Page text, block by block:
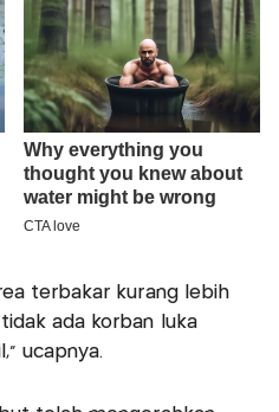
terbakar kurang lebih
ada korban luka
ucapnya.